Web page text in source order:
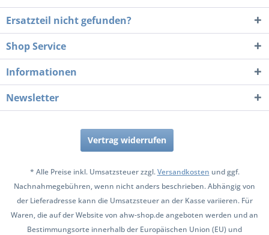
Ersatzteil nicht gefunden?
Shop Service
Informationen
Newsletter
Vertrag widerrufen
* Alle Preise inkl. Umsatzsteuer zzgl.Versandkosten und ggf.
Nachnahmegebühren, wenn nicht anders beschrieben. Abhängig von
der Lieferadresse kann die Umsatzsteuer an der Kasse variieren. Für
Waren, die auf der Website von ahw-shop.de angeboten werden und an
Bestimmungsorte innerhalb der Europäischen Union (EU) und